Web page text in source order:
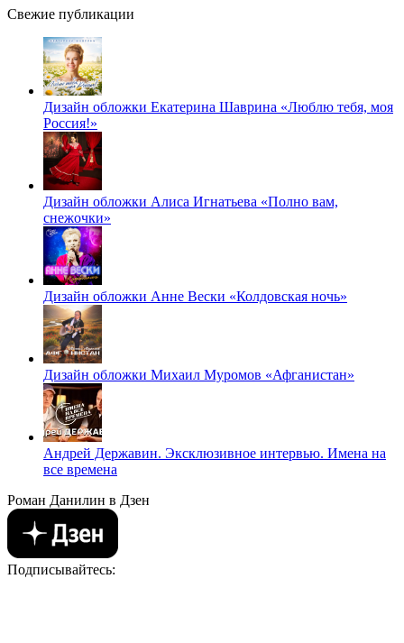
Свежие публикации
Дизайн обложки Екатерина Шаврина «Люблю тебя, моя
Россия!»
Дизайн обложки Алиса Игнатьева «Полно вам,
снежочки»
Дизайн обложки Анне Вески «Колдовская ночь»
Дизайн обложки Михаил Муромов «Афганистан»
Андрей Державин. Эксклюзивное интервью. Имена на
все времена
Роман Данилин в Дзен
Подписывайтесь: